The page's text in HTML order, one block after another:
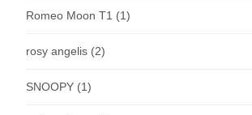
Romeo Moon T1 (1)
rosy angelis (2)
SNOOPY (1)